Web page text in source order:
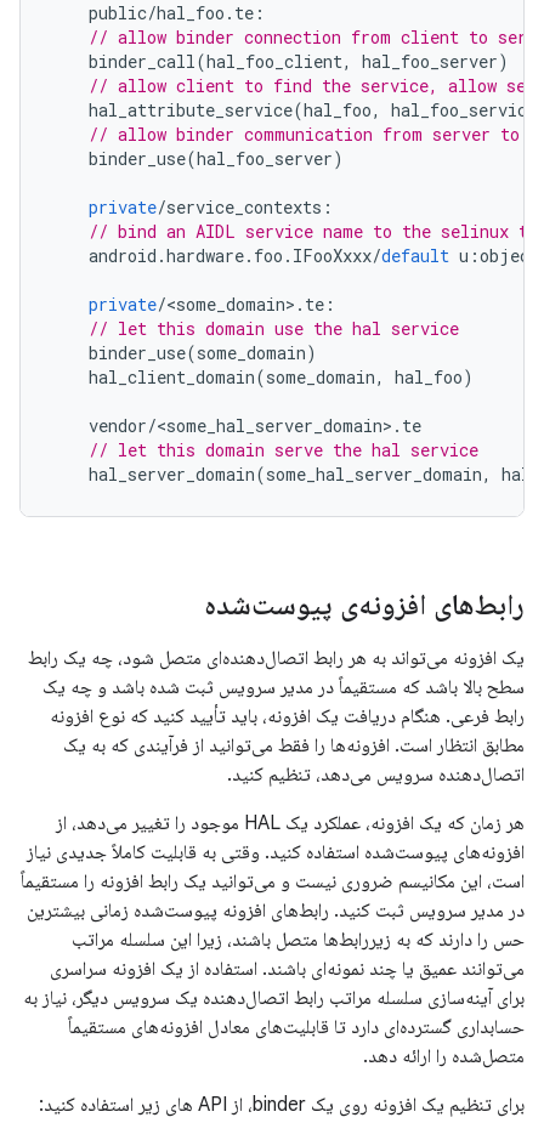
public/hal_foo . te :
// allow binder connection from client to
binder_call(hal_foo_client, hal_foo_server)
// allow client to find the service, allow
hal_attribute_service(hal_foo, hal_foo_service
// allow binder communication from server to
binder_use(hal_foo_server)
private/service_contexts :
// bind an AIDL service name to the selinux
android .hardware. foo . IFooXxxx/default u :
private/<some_domain> . te :
// let this domain use the hal service
binder_use(some_domain)
hal_client_domain(some_domain, hal_foo)
vendor/<some_hal_server_domain> . te
// let this domain serve the hal service
hal_server_domain(some_hal_server_domain,
رابط‌های افزونه‌ی پیوست‌شده
یک افزونه می‌تواند به هر رابط اتصال‌دهنده‌ای متصل شود، چه یک رابط
سطح بالا باشد که مستقیماً در مدیر سرویس ثبت شده باشد و چه یک
رابط فرعی. هنگام دریافت یک افزونه، باید تأیید کنید که نوع افزونه
مطابق انتظار است. افزونه‌ها را فقط می‌توانید از فرآیندی که به یک
اتصال‌دهنده سرویس می‌دهد، تنظیم کنید.
هر زمان که یک افزونه، عملکرد یک HAL موجود را تغییر می‌دهد، از
افزونه‌های پیوست‌شده استفاده کنید. وقتی به قابلیت کاملاً جدیدی نیاز
است، این مکانیسم ضروری نیست و می‌توانید یک رابط افزونه را مستقیماً
در مدیر سرویس ثبت کنید. رابط‌های افزونه پیوست‌شده زمانی بیشترین
حس را دارند که به زیررابط‌ها متصل باشند، زیرا این سلسله مراتب
می‌توانند عمیق یا چند نمونه‌ای باشند. استفاده از یک افزونه سراسری
برای آینه‌سازی سلسله مراتب رابط اتصال‌دهنده یک سرویس دیگر، نیاز به
حسابداری گسترده‌ای دارد تا قابلیت‌های معادل افزونه‌های مستقیماً
متصل‌شده را ارائه دهد.
برای تنظیم یک افزونه روی یک binder، از API های زیر استفاده کنید: